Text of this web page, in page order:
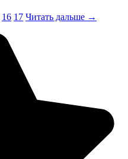
16 17 Читать дальше →